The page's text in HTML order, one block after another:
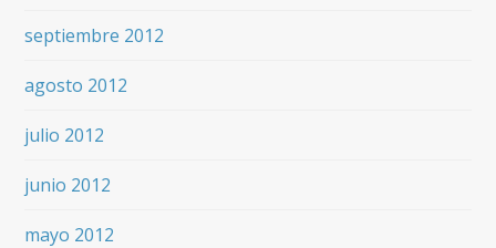
septiembre 2012
agosto 2012
julio 2012
junio 2012
mayo 2012